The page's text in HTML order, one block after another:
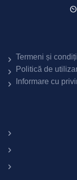
Termeni și
Politică de
Informare cu